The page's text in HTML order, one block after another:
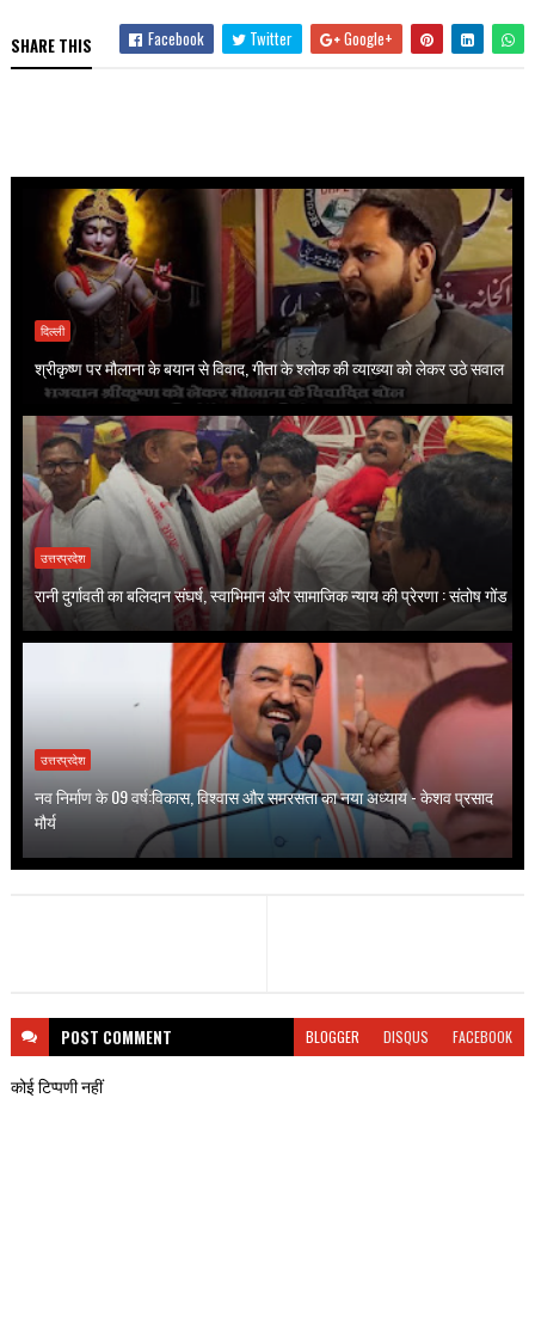
SHARE THIS Facebook Twitter Google+
दिल्ली
श्रीकृष्ण पर मौलाना के बयान से विवाद, गीता के श्लोक की व्याख्या को लेकर उठे सवाल
उत्तरप्रदेश
रानी दुर्गावती का बलिदान संघर्ष, स्वाभिमान और सामाजिक न्याय की प्रेरणा : संतोष गोंड
उत्तरप्रदेश
नव निर्माण के 09 वर्ष:विकास, विश्वास और समरसता का नया अध्याय - केशव प्रसाद
मौर्य
POST COMMENT BLOGGER DISQUS FACEBOOK
कोई टिप्पणी नहीं